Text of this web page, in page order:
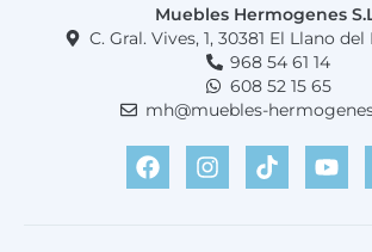
Muebles Hermogenes
C. Gral. Vives, 1, 30381 El Llano
968 54 61 14
608 52 15 65
mh@muebles-
F
a
c
I
n
s
T
i
k
Y
o
u